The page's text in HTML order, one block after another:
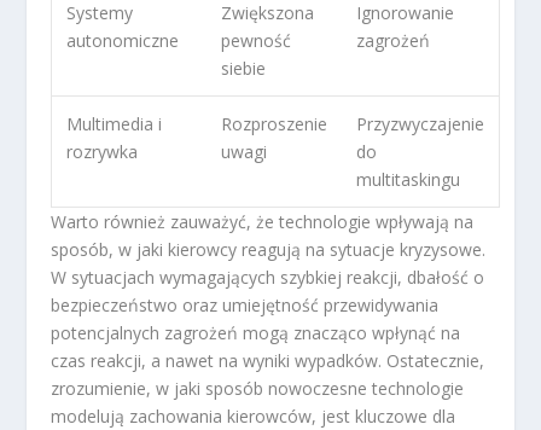
Systemy
autonomiczne
Zwiększona
pewność
siebie
Ignorowanie
zagrożeń
Multimedia i
rozrywka
Rozproszenie
uwagi
Przyzwyczajenie
do
multitaskingu
Warto również zauważyć, że technologie wpływają na
sposób, w jaki kierowcy reagują na sytuacje kryzysowe.
W sytuacjach wymagających szybkiej reakcji, dbałość o
bezpieczeństwo oraz umiejętność przewidywania
potencjalnych zagrożeń mogą znacząco wpłynąć na
czas reakcji, a nawet na wyniki wypadków. Ostatecznie,
zrozumienie, w jaki sposób nowoczesne technologie
modelują zachowania kierowców, jest kluczowe dla